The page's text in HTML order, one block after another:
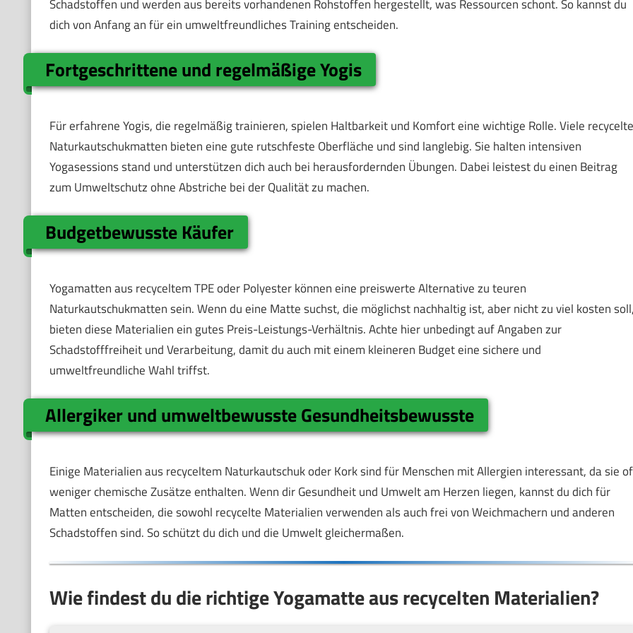
Schadstoffen und werden aus bereits vorhandenen Rohstoffen hergestellt, was Ressourcen schont. So kannst du
dich von Anfang an für ein umweltfreundliches Training entscheiden.
Fortgeschrittene und regelmäßige Yogis
Für erfahrene Yogis, die regelmäßig trainieren, spielen Haltbarkeit und Komfort eine wichtige Rolle. Viele recycelte
Naturkautschukmatten bieten eine gute rutschfeste Oberfläche und sind langlebig. Sie halten intensiven
Yogasessions stand und unterstützen dich auch bei herausfordernden Übungen. Dabei leistest du einen Beitrag
zum Umweltschutz ohne Abstriche bei der Qualität zu machen.
Budgetbewusste Käufer
Yogamatten aus recyceltem TPE oder Polyester können eine preiswerte Alternative zu teuren
Naturkautschukmatten sein. Wenn du eine Matte suchst, die möglichst nachhaltig ist, aber nicht zu viel kosten
bieten diese Materialien ein gutes Preis-Leistungs-Verhältnis. Achte hier unbedingt auf Angaben zur
Schadstofffreiheit und Verarbeitung, damit du auch mit einem kleineren Budget eine sichere und
umweltfreundliche Wahl triffst.
Allergiker und umweltbewusste Gesundheitsbewusste
Einige Materialien aus recyceltem Naturkautschuk oder Kork sind für Menschen mit Allergien interessant, da sie
weniger chemische Zusätze enthalten. Wenn dir Gesundheit und Umwelt am Herzen liegen, kannst du dich für
Matten entscheiden, die sowohl recycelte Materialien verwenden als auch frei von Weichmachern und anderen
Schadstoffen sind. So schützt du dich und die Umwelt gleichermaßen.
Wie findest du die richtige Yogamatte aus recycelten Materialien?